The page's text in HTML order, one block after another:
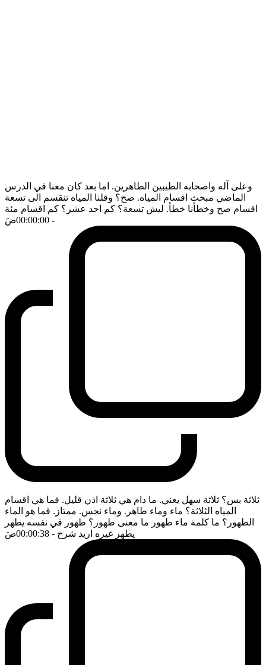
وعلى آله واصحابه الطيبين الطاهرين. اما بعد كان معنا في الدرس
الماضي مبحث اقسام المياه. صح؟ وقلنا المياه تنقسم الى تسعة
اقسام صح وخطأنا خطأ. ليش تسعة؟ كم احد عشر؟ كم اقسام مئة
- 00:00:00
ضَ
ثلاثة بس؟ ثلاثة سهل يعني. ما دام هي ثلاثة اذن قليل. فما هي اقسام
المياه الثلاثة؟ ماء وماء طاهر. وماء نجس. ممتاز. فما هو الماء
الطهور؟ ما كلمة ماء طهور ما معنى طهور؟ طهور في نفسه يطهر
يطهر غيره اريد شرح - 00:00:38 ضَ